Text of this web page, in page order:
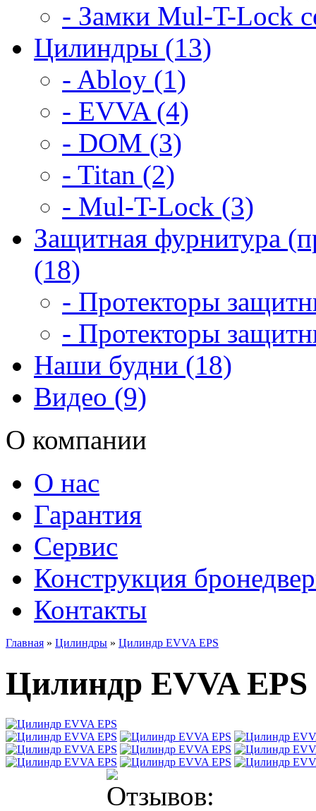
- Замки Mul-T-Lock
Цилиндры (13)
- Abloy (1)
- EVVA (4)
- DOM (3)
- Titan (2)
- Mul-T-Lock (3)
Защитная фурнитура
(18)
- Протекторы
- Протекторы
Наши будни (18)
Видео (9)
О компании
О нас
Гарантия
Сервис
Конструкция
Контакты
Главная » Цилиндры » Цилиндр EVVA EPS
Цилиндр EVVA EPS